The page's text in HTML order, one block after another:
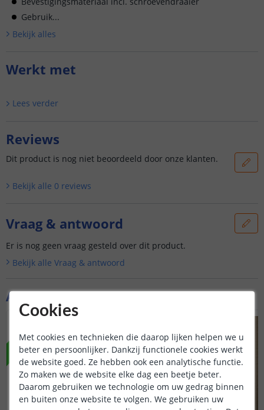
Gebruik...
Bekijk alles
Werkt met
Lees verder
Aanvullende producten
NIEUW
Reviews
Dit product is nog niet beoordeeld door onze klanten.
Bekijk alle 0 reviews
Vraag & antwoord
Er is nog geen vraag gesteld over dit product.
Bekijk alle Vraag & antwoord
Cookies
Met cookies en technieken die daarop lijken helpen we u
beter en persoonlijker. Dankzij functionele cookies werkt
de website goed. Ze hebben ook een analytische functie.
Zo maken we de website elke dag een beetje beter.
Daarom gebruiken we technologie om uw gedrag binnen
en buiten onze website te volgen. We gebruiken uw